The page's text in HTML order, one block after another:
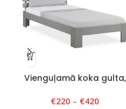
Vienguļamā koka gulta,
200cm, pelēka
€220 – €420